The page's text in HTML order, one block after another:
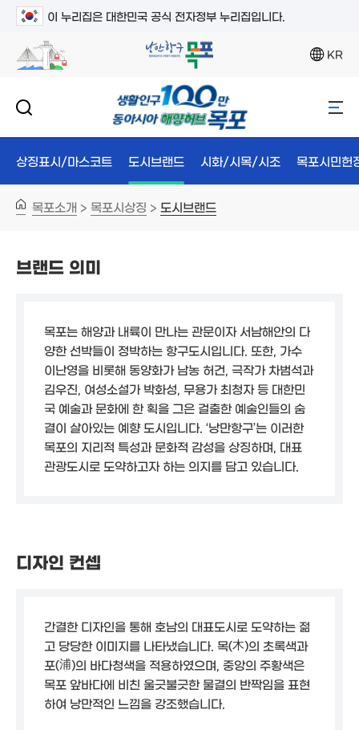
이 누리집은 대한민국 공식 전자정부 누리집입니다.
KR
상징표시/마스코트 도시브랜드 시화/시목/시조 목포시민헌
목포소개 > 목포시상징 > 도시브랜드
브랜드 의미
목포는 해양과 내륙이 만나는 관문이자 서남해안의 다
양한 선박들이 정박하는 항구도시입니다. 또한, 가수
이난영을 비롯해 동양화가 남농 허건, 극작가 차범석과
김우진, 여성소설가 박화성, 무용가 최청자 등 대한민
국 예술과 문화에 한 획을 그은 걸출한 예술인들의 숨
결이 살아있는 예향 도시입니다. ‘낭만항구’는 이러한
목포의 지리적 특성과 문화적 감성을 상징하며, 대표
관광도시로 도약하고자 하는 의지를 담고 있습니다.
디자인 컨셉
간결한 디자인을 통해 호남의 대표도시로 도약하는 젊
고 당당한 이미지를 나타냈습니다. 목(木)의 초록색과
포(浦)의 바다청색을 적용하였으며, 중앙의 주황색은
목포 앞바다에 비친 울긋불긋한 물결의 반짝임을 표현
하여 낭만적인 느낌을 강조했습니다.